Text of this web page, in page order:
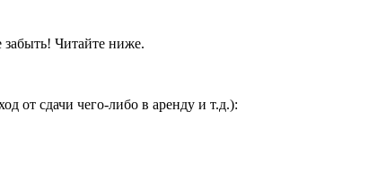
Читайте ниже.
от сдачи чего-либо в аренду и т.д.):